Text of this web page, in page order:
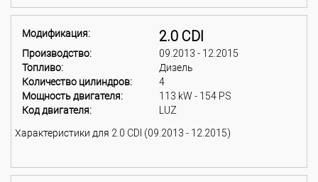
Модификация: 2.0 CDI
Производство:
09.2013 - 12.2015
Топливо:
Дизель
Количество цилиндров:
4
Мощность двигателя:
113 kW - 154 PS
Код двигателя:
LUZ
Характеристики для 2.0 CDI (09.2013 - 12.2015)